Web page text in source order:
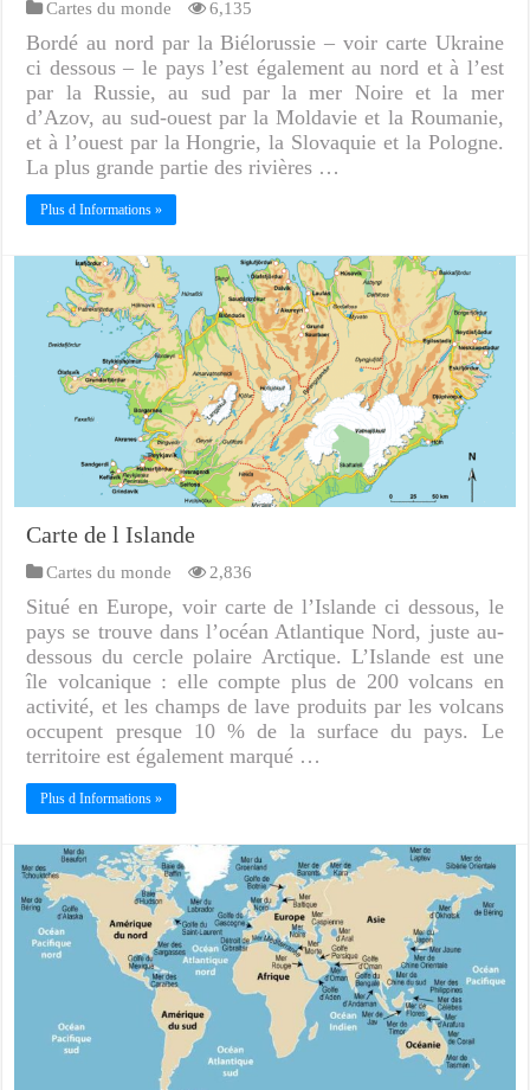
Cartes du monde 6,135
Bordé au nord par la Biélorussie – voir carte Ukraine
ci dessous – le pays l’est également au nord et à l’est
par la Russie, au sud par la mer Noire et la mer
d’Azov, au sud-ouest par la Moldavie et la Roumanie,
et à l’ouest par la Hongrie, la Slovaquie et la Pologne.
La plus grande partie des rivières …
Plus d Informations »
Carte de l Islande
Cartes du monde 2,836
Situé en Europe, voir carte de l’Islande ci dessous, le
pays se trouve dans l’océan Atlantique Nord, juste au-
dessous du cercle polaire Arctique. L’Islande est une
île volcanique : elle compte plus de 200 volcans en
activité, et les champs de lave produits par les volcans
occupent presque 10 % de la surface du pays. Le
territoire est également marqué …
Plus d Informations »